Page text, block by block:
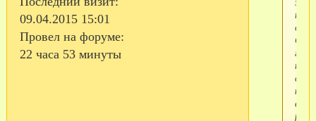
09.04.2015 15:01
Провел на форуме:
22 часа 53 минуты
но не
Сын
с
если